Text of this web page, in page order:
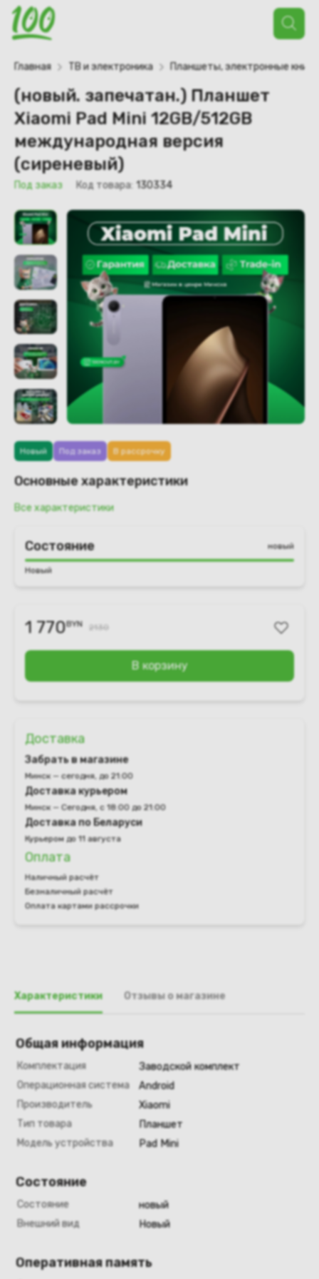
Поиск
товаров
Главная ТВ и электроника Планшеты, электронные книги
(новый. запечатан.) Планшет
Xiaomi Pad Mini 12GB/512GB
международная версия
(сиреневый)
Под заказ Код товара: 130334
Новый Под заказ В рассрочку
Основные характеристики
Все характеристики
Состояние новый
Новый
1 770BYN 2130
В корзину
Доставка
Забрать в магазине
Минск — сегодня, до 21:00
Доставка курьером
Минск — Сегодня, с 18:00 до 21:00
Доставка по Беларуси
Курьером до 11 августа
Оплата
Наличный расчёт
Безналичный расчёт
Оплата картами рассрочки
Характеристики Отзывы о магазине
Общая информация
Комплектация
Заводской комплект
Операционная система
Android
Производитель
Xiaomi
Тип товара
Планшет
Модель устройства
Pad Mini
Состояние
Состояние
новый
Внешний вид
Новый
Оперативная память